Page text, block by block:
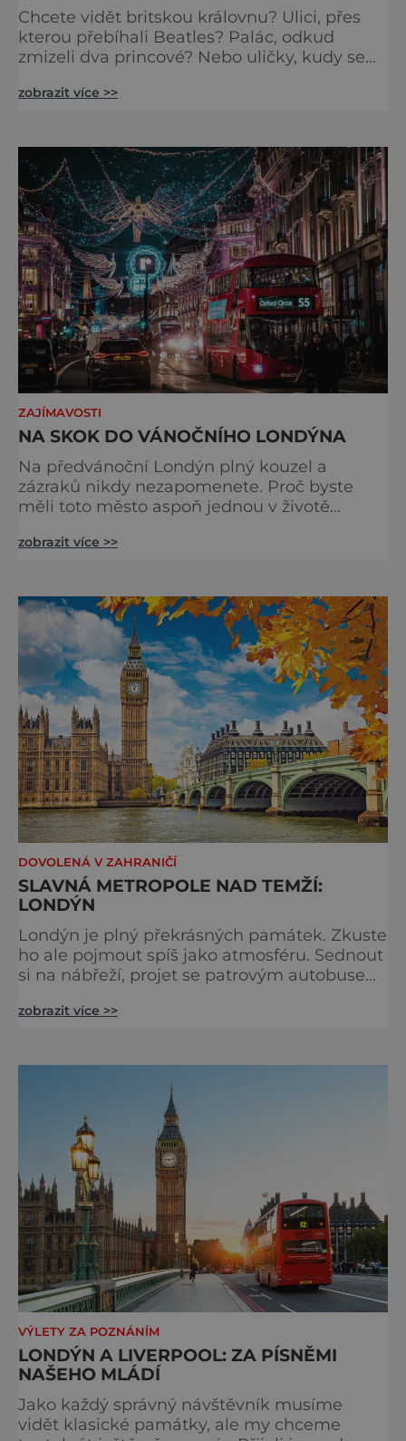
Chcete vidět britskou královnu? Ulici, přes
kterou přebíhali Beatles? Palác, odkud
zmizeli dva princové? Nebo uličky, kudy se
jak to všechno stihnout? Kouzelný Londýn
sebe. Pokud už nemáte štěstí, abyste do
Buckinghamského paláce viděli vjíždět či
odjíždět královnu Alž
zobrazit více >>
ZAJÍMAVOSTI
NA SKOK DO VÁNOČNÍHO LONDÝNA
Na předvánoční Londýn plný kouzel a
zázraků nikdy nezapomenete. Proč byste
měli toto město aspoň jednou v životě
nejkrásnější svátky v roce? Nákupy, bruslení,
typicky londýnského? Angličané milují
kluziště, patří k neodmyslitelné předvánoční
tradici a zábavě všech věkových k
zobrazit více >>
DOVOLENÁ V ZAHRANIČÍ
SLAVNÁ METROPOLE NAD TEMŽÍ:
LONDÝN
Londýn je plný překrásných památek. Zkuste
ho ale pojmout spíš jako atmosféru. Sednout
si na nábřeží, projet se patrovým autobusem
Beatles nebo třeba samotný admirál Nelson.
kontinentech. Kdo tady nikdy nebyl, toho
překvapí, kol
zobrazit více >>
VÝLETY ZA POZNÁNÍM
LONDÝN A LIVERPOOL: ZA PÍSNĚMI
NAŠEHO MLÁDÍ
Jako každý správný návštěvník musíme
vidět klasické památky, ale my chceme